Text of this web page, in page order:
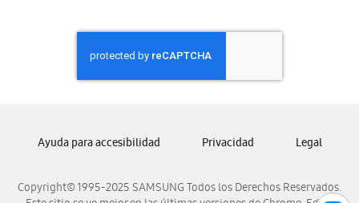
Samsung Honduras
Samsung Nicaragua
Samsung Panamá
Samsung Venezuela
Copyright© 1995-2025 SAMSUNG Todos los Derechos Reservados.
Ayuda para accesibilidad Privacidad Legal